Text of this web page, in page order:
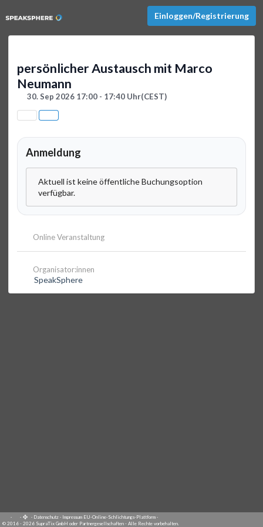
Einloggen/Registrierung
persönlicher Austausch mit Marco
Neumann
30. Sep 2026 17:00 - 17:40 Uhr(CEST)
Anmeldung
Aktuell ist keine öffentliche Buchungsoption
verfügbar.
Online Veranstaltung
Organisator:innen
SpeakSphere
· · · Datenschutz · Impressum EU-Online-Schlichtungs-Plattform ·
© 2016 - 2026 SupraTix GmbH oder Partnergesellschaften - Alle Rechte vorbehalten.